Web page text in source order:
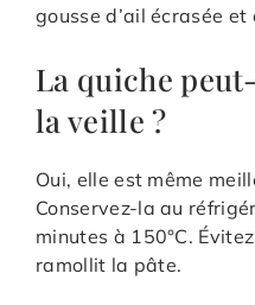
gousse d’ail écrasée
La quiche
la veille ?
Oui, elle est même
Conservez-la au
minutes à 150°C.
ramollit la pâte.